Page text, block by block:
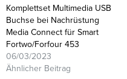
Komplettset Multimedia USB
Buchse bei Nachrüstung
Media Connect für Smart
Fortwo/Forfour 453
06/03/2023
Ähnlicher Beitrag